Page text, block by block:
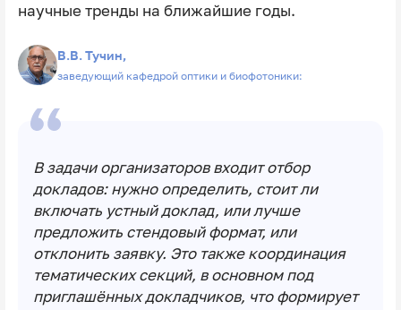
научные тренды на ближайшие годы.
В.В. Тучин,
заведующий кафедрой оптики и биофотоники:
В задачи организаторов входит отбор
докладов: нужно определить, стоит ли
включать устный доклад, или лучше
предложить стендовый формат, или
отклонить заявку. Это также координация
тематических секций, в основном под
приглашённых докладчиков, что формирует